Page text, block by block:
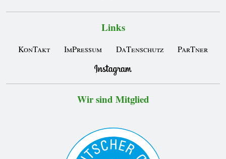
Links
KonTakt ImPressum DaTenschutz ParTner
Wir sind Mitglied